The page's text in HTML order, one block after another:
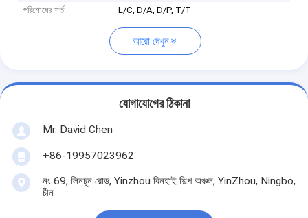
পরিশোধের শর্ত
L/C, D/A, D/P, T/T
আরো দেখুন
যোগাযোগের ঠিকানা
Mr. David Chen
+86-19957023962
নং 69, লিনচুন রোড, Yinzhou বিনহাই শিল্প অঞ্চল, YinZhou, Ningbo,
চীন